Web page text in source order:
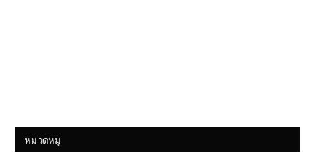
หมวดหมู่